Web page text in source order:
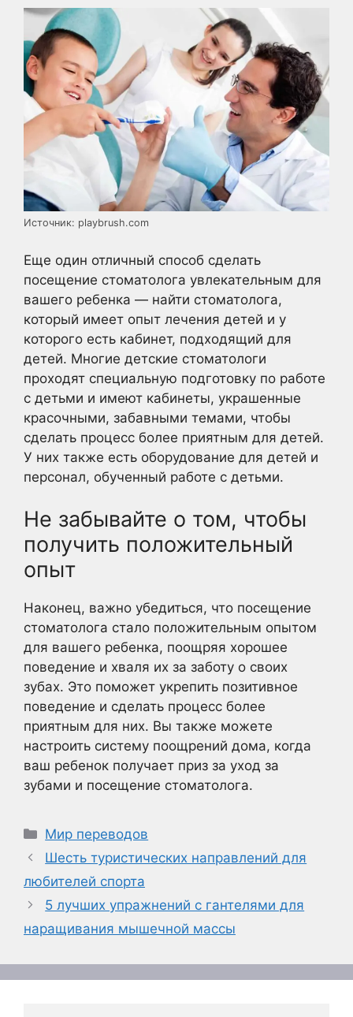
Источник: playbrush.com
Еще один отличный способ сделать
посещение стоматолога увлекательным для
вашего ребенка — найти стоматолога,
который имеет опыт лечения детей и у
которого есть кабинет, подходящий для
детей. Многие детские стоматологи
проходят специальную подготовку по работе
с детьми и имеют кабинеты, украшенные
красочными, забавными темами, чтобы
сделать процесс более приятным для детей.
У них также есть оборудование для детей и
персонал, обученный работе с детьми.
Не забывайте о том, чтобы
получить положительный
опыт
Наконец, важно убедиться, что посещение
стоматолога стало положительным опытом
для вашего ребенка, поощряя хорошее
поведение и хваля их за заботу о своих
зубах. Это поможет укрепить позитивное
поведение и сделать процесс более
приятным для них. Вы также можете
настроить систему поощрений дома, когда
ваш ребенок получает приз за уход за
зубами и посещение стоматолога.
Рубрики
Мир переводов
Шесть туристических направлений для
любителей спорта
5 лучших упражнений с гантелями для
наращивания мышечной массы